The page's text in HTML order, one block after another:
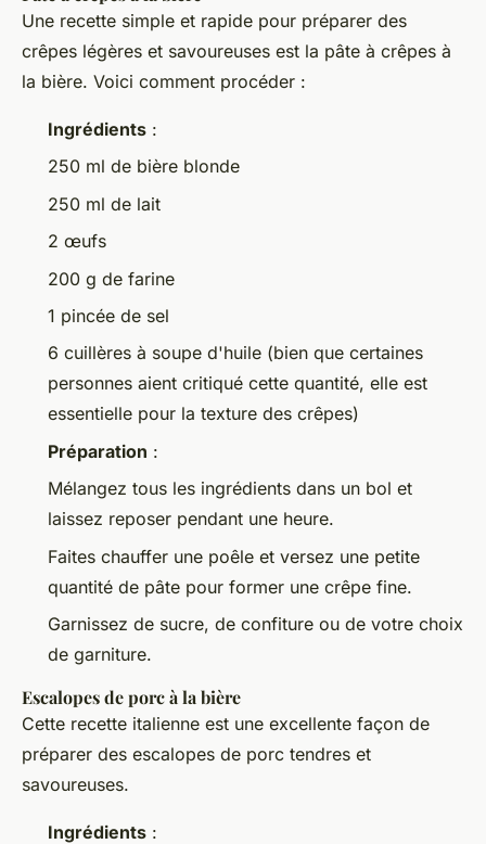
Une recette simple et rapide pour préparer des
crêpes légères et savoureuses est la pâte à crêpes à
la bière. Voici comment procéder :
Ingrédients :
250 ml de bière blonde
250 ml de lait
2 œufs
200 g de farine
1 pincée de sel
6 cuillères à soupe d'huile (bien que certaines
personnes aient critiqué cette quantité, elle est
essentielle pour la texture des crêpes)
Préparation :
Mélangez tous les ingrédients dans un bol et
laissez reposer pendant une heure.
Faites chauffer une poêle et versez une petite
quantité de pâte pour former une crêpe fine.
Garnissez de sucre, de confiture ou de votre choix
de garniture.
Escalopes de porc à la bière
Cette recette italienne est une excellente façon de
préparer des escalopes de porc tendres et
savoureuses.
Ingrédients :